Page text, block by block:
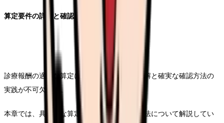
算定要件の詳細と確認方法
診療報酬の適切な算定には、詳細な要件の理解と確実な確認方法の
実践が不可欠です。
本章では、具体的な算定要件と、その確認方法について解説してい